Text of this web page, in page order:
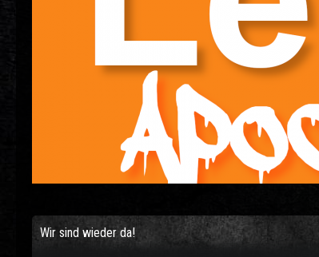
Wir sind wieder da!